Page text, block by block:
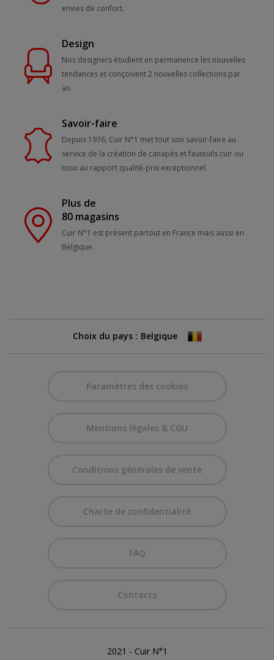
envies de confort.
Design
Nos designers étudient en permanence les nouvelles
tendances et conçoivent 2 nouvelles collections par
an.
Savoir-faire
Depuis 1976, Cuir N°1 met tout son savoir-faire au
service de la création de canapés et fauteuils cuir ou
tissu au rapport qualité-prix exceptionnel.
Plus de
80 magasins
Cuir N°1 est présent partout en France mais aussi en
Belgique.
Choix du pays :
Paramètres des cookies
Mentions légales & CGU
Conditions générales de vente
Charte de confidentialité
FAQ
Contacts
2021 - Cuir N°1